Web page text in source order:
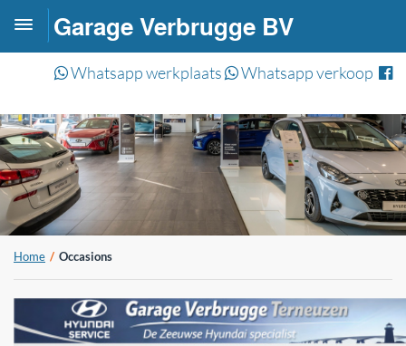
Garage Verbrugge BV
Whatsapp werkplaats Whatsapp verkoop
Toggle
navigation
Home Occasions